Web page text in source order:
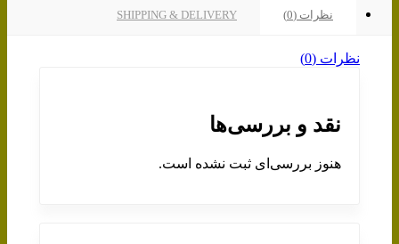
نظرات (0) SHIPPING & DELIVERY
نظرات (0)
نقد و بررسی‌ها
هنوز بررسی‌ای ثبت نشده است.